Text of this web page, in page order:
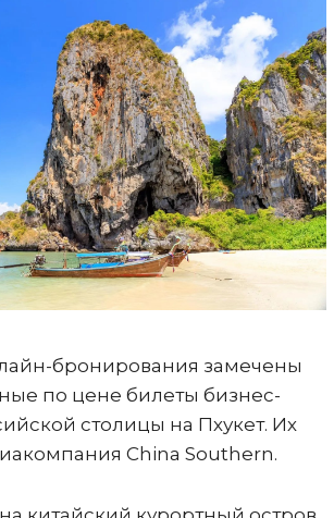
бронирования замечены
по цене билеты бизнес-
столицы на Пхукет. Их
China Southern.